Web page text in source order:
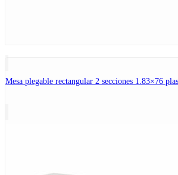
Mesa plegable rectangular 2 secciones 1.83×76